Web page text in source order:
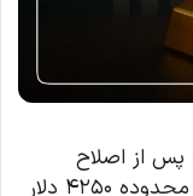
پس از اصلاح
کوتاه‌مدت، بار دیگر با ورود خریداران در محدوده ۴۲۵۰ دلار